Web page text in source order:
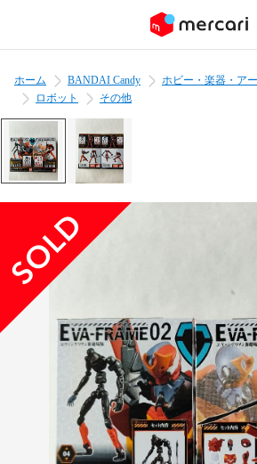
ホーム BANDAI Candy ホビー・楽器・ア
ロボット
その他